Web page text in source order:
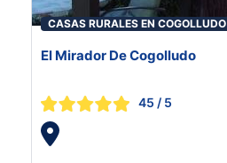
CASAS RURALES EN COGOLLUDO
El Mirador De Cogolludo
45 / 5